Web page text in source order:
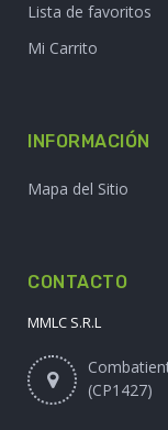
Lista de favoritos
Mi Carrito
INFORMACIÓN
Mapa del Sitio
CONTACTO
MMLC S.R.L
(CP1427)